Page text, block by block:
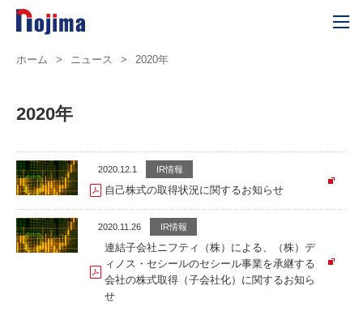
ホーム > ニュース > 2020年
2020年
2020.12.1 IR情報
自己株式の取得状況に関するお知らせ
2020.11.26 IR情報
連結子会社ニフティ（株）による、（株）デ
ィノス・セシールのセシール事業を承継する
会社の株式取得（子会社化）に関するお知ら
せ